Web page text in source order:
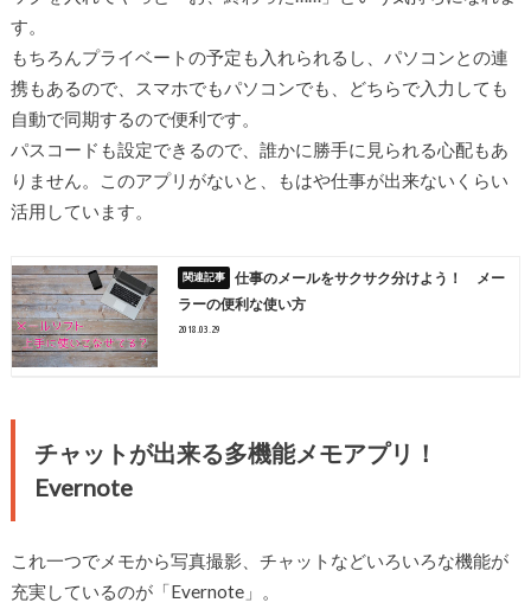
す。
もちろんプライベートの予定も入れられるし、パソコンとの連
携もあるので、スマホでもパソコンでも、どちらで入力しても
自動で同期するので便利です。
パスコードも設定できるので、誰かに勝手に見られる心配もあ
りません。このアプリがないと、もはや仕事が出来ないくらい
活用しています。
仕事のメールをサクサク分けよう！ メー
ラーの便利な使い方
2018.03.29
チャットが出来る多機能メモアプリ！
Evernote
これ一つでメモから写真撮影、チャットなどいろいろな機能が
充実しているのが「Evernote」。